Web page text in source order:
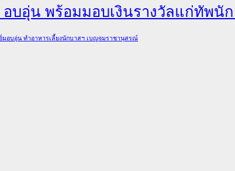
บอุ่น พร้อมมอบเงินรางวัลแก่ทัพ
มอบอุ่น ทำอาหารเลี้ยงนักบาสฯ เบญจมราชานุสรณ์